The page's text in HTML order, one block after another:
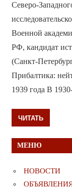
Северо-
Военной
РФ, кандидат
(Санкт-
Прибалтика:
1939 года В
ЧИТАТЬ
МЕНЮ
НОВОСТИ